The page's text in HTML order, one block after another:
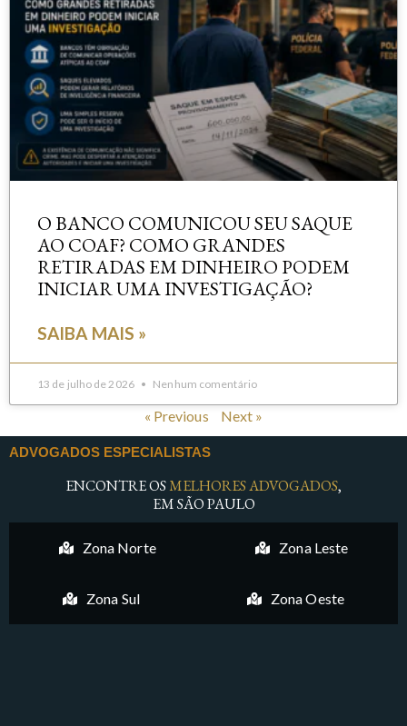
O BANCO COMUNICOU SEU SAQUE
AO COAF? COMO GRANDES
RETIRADAS EM DINHEIRO PODEM
INICIAR UMA INVESTIGAÇÃO?
SAIBA MAIS »
13 de julho de 2026 Nenhum comentário
« Previous Next »
ADVOGADOS ESPECIALISTAS
ENCONTRE OSMELHORES ADVOGADOS,
EM SÃO PAULO
Zona Norte Zona Leste
Zona Sul Zona Oeste